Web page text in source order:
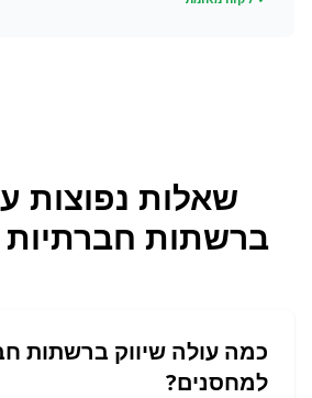
שאלות נפוצות
ברשתות חברתיות
כמה עולה שיווק ברשתות
למחסנים?